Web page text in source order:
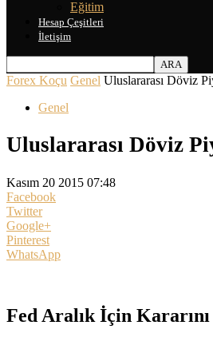
Eğitim
Hesap Çeşitleri
İletişim
Forex Koçu Genel Uluslararası Döviz
Genel
Uluslararası Döviz
Kasım 20 2015 07:48
Facebook
Twitter
Google+
Pinterest
WhatsApp
Fed Aralık İçin